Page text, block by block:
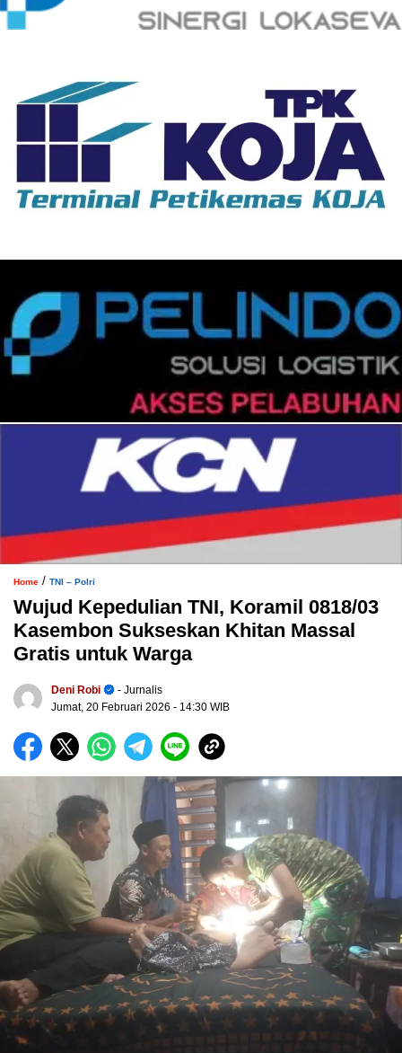
Home / TNI – Polri
Wujud Kepedulian TNI, Koramil 0818/03
Kasembon Sukseskan Khitan Massal
Gratis untuk Warga
Deni Robi
- Jurnalis
Jumat, 20 Februari 2026 - 14:30 WIB